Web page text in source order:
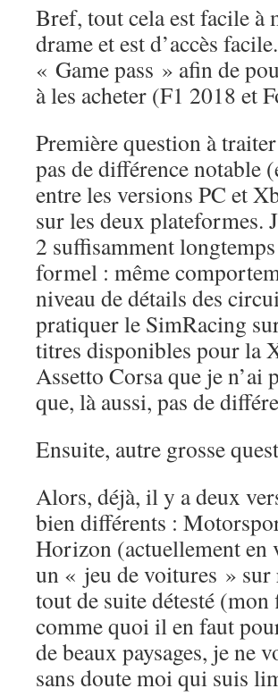
Bref, tout cela est facile à
drame et est d’accès
« Game pass » afin de
à les acheter (F1 2018 et
Première question à
pas de différence notable
entre les versions PC et
sur les deux plateformes.
2 suffisamment
formel : même
niveau de détails des
pratiquer le SimRacing
titres disponibles pour la
Assetto Corsa que je n’ai
que, là aussi, pas de
Ensuite, autre grosse
Alors, déjà, il y a deux
bien différents :
Horizon (actuellement
un « jeu de voitures » sur
tout de suite détesté
comme quoi il en faut
de beaux paysages, je ne
sans doute moi qui suis